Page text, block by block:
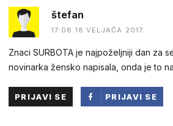
štefan
17:08 18.VELJAČA 2017.
Znaci SURBOTA je najpoželjniji dan za
novinarka žensko napisala, onda je to
PRIJAVI SE
PRIJAVI SE